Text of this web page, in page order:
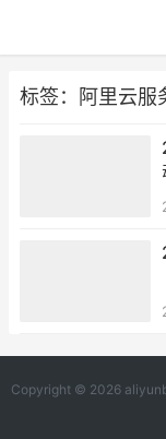
标签：阿里云服
Copyright © 2026